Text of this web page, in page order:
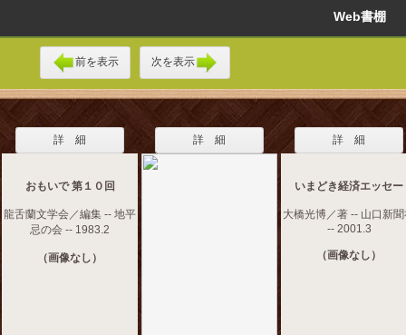
Web書棚
前を表示 次を表示
詳 細
おもいで 第１０回
龍舌蘭文学会／編集 -- 地平
忌の会 -- 1983.2
（画像なし）
詳 細 詳 細
いまどき経済エッセー
大橋光博／著 -- 山口新
-- 2001.3
（画像なし）